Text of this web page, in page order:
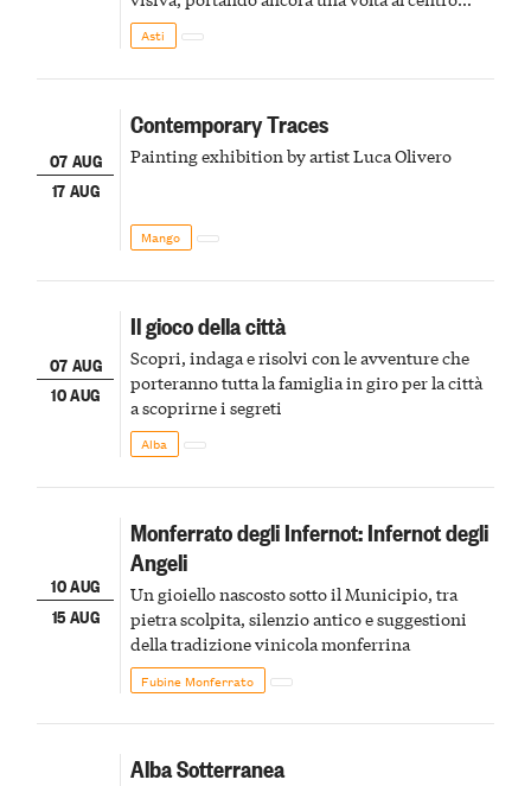
della scena le meraviglie del passato astigiano
Asti
07 AUG
17 AUG
Contemporary Traces
Painting exhibition by artist Luca Olivero
Mango
07 AUG
10 AUG
Il gioco della città
Scopri, indaga e risolvi con le avventure che
porteranno tutta la famiglia in giro per la città
a scoprirne i segreti
Alba
10 AUG
15 AUG
Monferrato degli Infernot: Infernot degli
Angeli
Un gioiello nascosto sotto il Municipio, tra
pietra scolpita, silenzio antico e suggestioni
della tradizione vinicola monferrina
Fubine Monferrato
Alba Sotterranea